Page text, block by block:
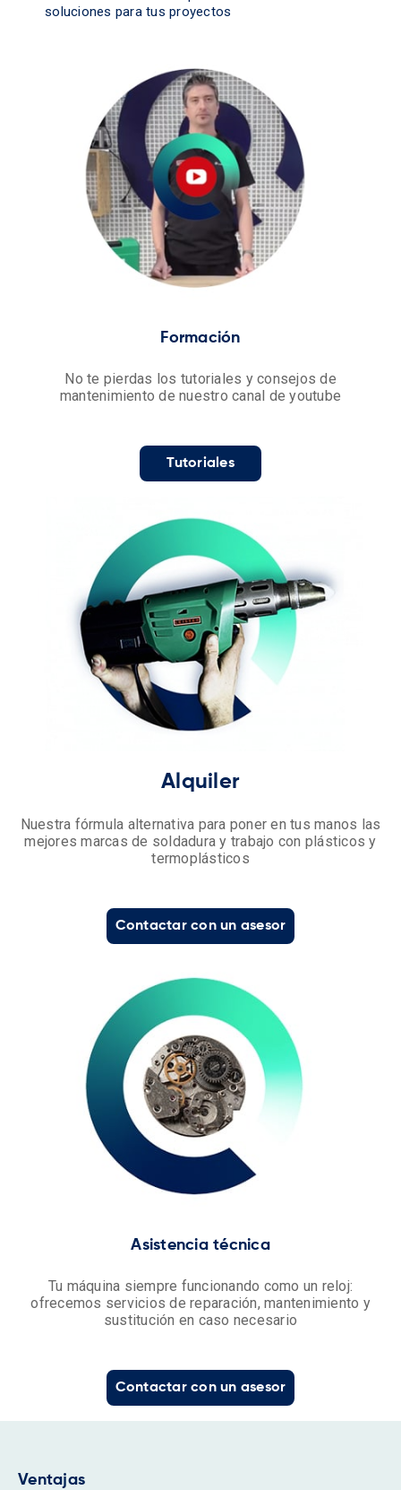
soluciones para tus proyectos
Formación
No te pierdas los tutoriales y consejos de
mantenimiento de nuestro canal de youtube
Tutoriales
Alquiler
Nuestra fórmula alternativa para poner en tus manos las
mejores marcas de soldadura y trabajo con plásticos y
termoplásticos
Contactar con un asesor
Asistencia técnica
Tu máquina siempre funcionando como un reloj:
ofrecemos servicios de reparación, mantenimiento y
sustitución en caso necesario
Contactar con un asesor
Ventajas